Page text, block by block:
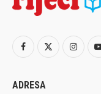
ADRESA